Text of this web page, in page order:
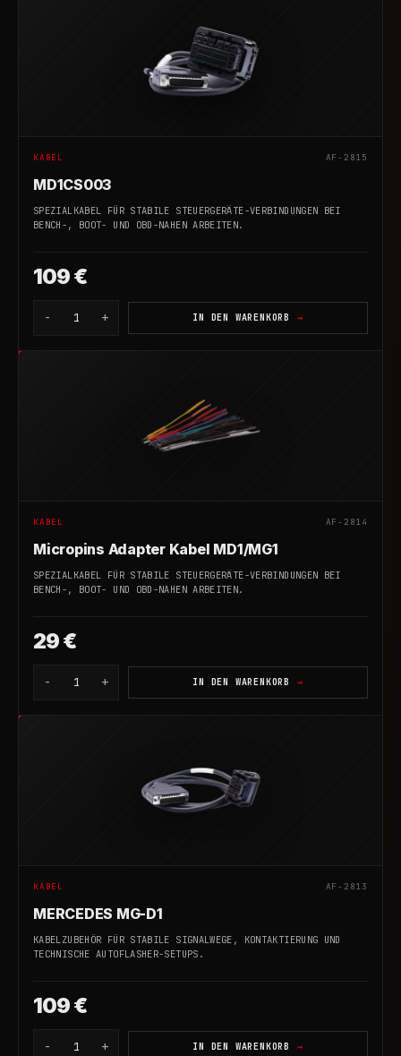
KABEL AF-2815
MD1CS003
SPEZIALKABEL FÜR STABILE STEUERGERÄTE-VERBINDUNGEN BEI
BENCH-, BOOT- UND OBD-NAHEN ARBEITEN.
109 €
- 1 + IN DEN WARENKORB
KABEL AF-2814
Micropins Adapter Kabel MD1/MG1
SPEZIALKABEL FÜR STABILE STEUERGERÄTE-VERBINDUNGEN BEI
BENCH-, BOOT- UND OBD-NAHEN ARBEITEN.
29 €
- 1 + IN DEN WARENKORB
KABEL AF-2813
MERCEDES MG-D1
KABELZUBEHÖR FÜR STABILE SIGNALWEGE, KONTAKTIERUNG UND
TECHNISCHE AUTOFLASHER-SETUPS.
109 €
- 1 + IN DEN WARENKORB